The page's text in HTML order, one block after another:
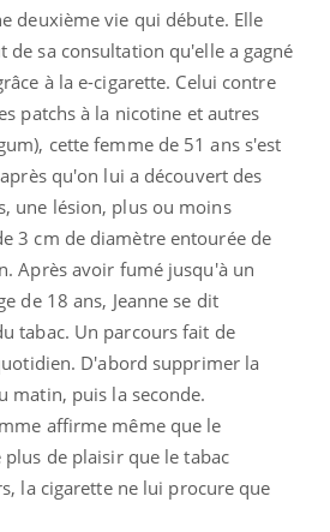
deuxième vie qui débute. Elle
de sa consultation qu'elle a gagné
à la e-cigarette. Celui contre
patchs à la nicotine et autres
cette femme de 51 ans s'est
qu'on lui a découvert des
une lésion, plus ou moins
3 cm de diamètre entourée de
Après avoir fumé jusqu'à un
de 18 ans, Jeanne se dit
tabac. Un parcours fait de
D'abord supprimer la
matin, puis la seconde.
affirme même que le
de plaisir que le tabac
la cigarette ne lui procure que